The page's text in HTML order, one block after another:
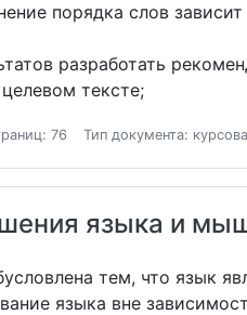
порядка слов
разработать
тексте;
76 Тип документа:
языка и
тем, что язык
языка вне